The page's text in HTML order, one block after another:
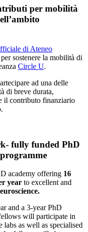
per mobilità
di Ateneo
sostenere la mobilità di
Circle U.
ad una delle
di breve durata,
il contributo finanziario
fully funded PhD
academy offering 16
year to excellent and
and a 3-year PhD
will participate in
labs as well as specialised